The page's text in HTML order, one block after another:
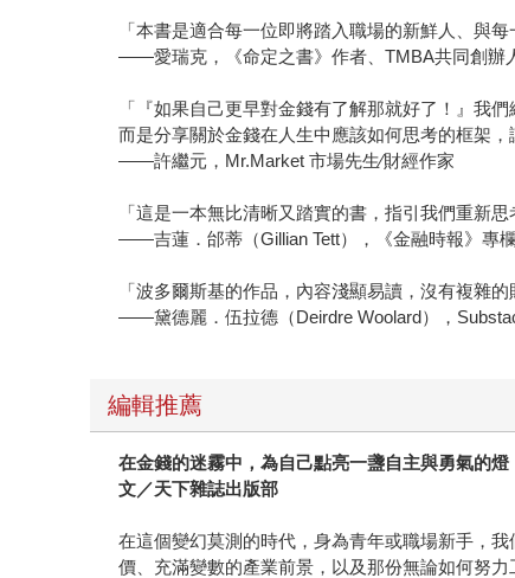
「本書是適合每一位即將踏入職場的新鮮人、與
——愛瑞克，《命定之書》作者、TMBA共同創辦
「『如果自己更早對金錢有了解那就好了！』我
而是分享關於金錢在人生中應該如何思考的框架
——許繼元，Mr.Market 市場先生∕財經作家
「這是一本無比清晰又踏實的書，指引我們重新
——吉蓮．邰蒂（Gillian Tett），《金融時報》專
「波多爾斯基的作品，內容淺顯易讀，沒有複雜
——黛德麗．伍拉德（Deirdre Woolard），
編輯推薦
在金錢的迷霧中，為自己點亮一盞自主與勇氣的燈
文／天下雜誌出版部
在這個變幻莫測的時代，身為青年或職場新手，
價、充滿變數的產業前景，以及那份無論如何努